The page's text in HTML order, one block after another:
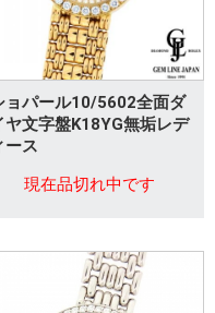
ョパール10/5602全面ダ
ヤ文字盤K18YG無垢レデ
ース
現在品切れ中です